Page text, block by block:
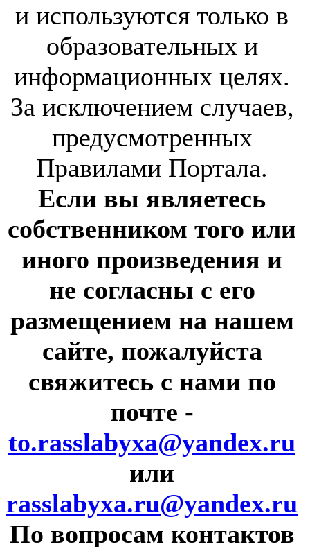
и используются только в
образовательных и
информационных целях.
За исключением случаев,
предусмотренных
Правилами Портала.
Если вы являетесь
собственником того или
иного произведения и
не согласны с его
размещением на нашем
сайте, пожалуйста
свяжитесь с нами по
почте -
to.rasslabyxa@yandex.ru
или
rasslabyxa.ru@yandex.ru
По вопросам контактов